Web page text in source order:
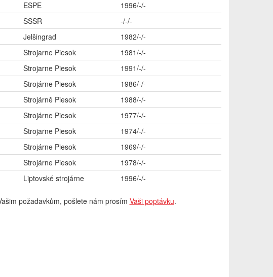
ESPE
1996/-/-
SSSR
-/-/-
Jelšingrad
1982/-/-
Strojarne Piesok
1981/-/-
Strojarne Piesok
1991/-/-
Strojárne Piesok
1986/-/-
Strojárně Piesok
1988/-/-
Strojárne Piesok
1977/-/-
Strojarne Piesok
1974/-/-
Strojárne Piesok
1969/-/-
Strojárne Piesok
1978/-/-
Liptovské strojárne 1996/-/-
požadavkům, pošlete nám prosím Vaši poptávku.